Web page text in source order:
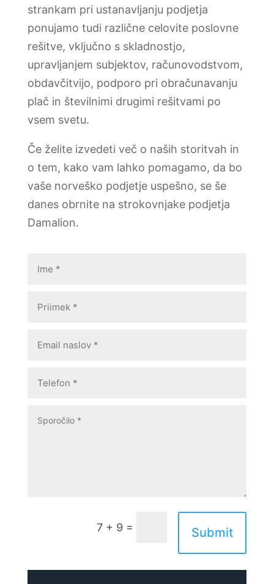
strankam pri ustanavljanju podjetja
ponujamo tudi različne celovite poslovne
rešitve, vključno s skladnostjo,
upravljanjem subjektov, računovodstvom,
obdavčitvijo, podporo pri obračunavanju
plač in številnimi drugimi rešitvami po
vsem svetu.
Če želite izvedeti več o naših storitvah in
o tem, kako vam lahko pomagamo, da bo
vaše norveško podjetje uspešno, se še
danes obrnite na strokovnjake podjetja
Damalion.
7 + 9 = Submit